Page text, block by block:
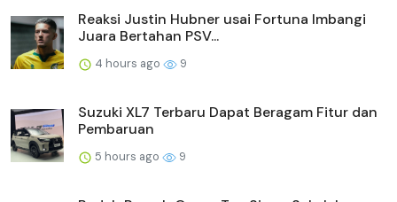
Reaksi Justin Hubner usai Fortuna Imbangi
Juara Bertahan PSV...
4 hours ago 9
Suzuki XL7 Terbaru Dapat Beragam Fitur dan
Pembaruan
5 hours ago 9